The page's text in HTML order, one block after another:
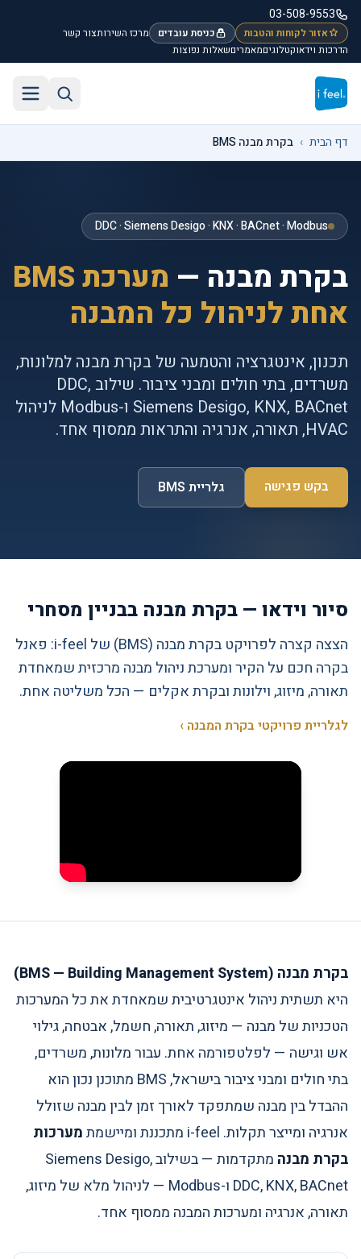
דלג לתוכן הראשי
03-508-9553
אזור לקוחות והטבות כניסת עובדים מרכז השירותצור קשר
הדרכות וידאוקטלוגיםמאמריםשאלות נפוצות
דף הבית › בקרת מבנה BMS
DDC · Siemens Desigo · KNX · BACnet · Modbus
בקרת מבנה —
מערכת BMS
אחת לניהול כל המבנה
תכנון, אינטגרציה והטמעה של בקרת מבנה למלונות,
משרדים, בתי חולים ומבני ציבור. שילוב DDC,
Siemens Desigo, KNX, BACnet ו-Modbus לניהול
HVAC, תאורה, אנרגיה והתראות ממסוף אחד.
בקש פגישה גלריית BMS
סיור וידאו — בקרת מבנה בבניין מסחרי
הצצה קצרה לפרויקט בקרת מבנה (BMS) של i-feel: פאנל
בקרה חכם על הקיר ומערכת ניהול מבנה מרכזית שמאחדת
תאורה, מיזוג, וילונות ובקרת אקלים — הכל משליטה אחת.
לגלריית פרויקטי בקרת המבנה ›
בקרת מבנה (BMS — Building Management System)
היא תשתית ניהול אינטגרטיבית שמאחדת את כל המערכות
הטכניות של מבנה — מיזוג, תאורה, חשמל, אבטחה, גילוי
אש וגישה — לפלטפורמה אחת. עבור מלונות, משרדים,
בתי חולים ומבני ציבור בישראל, BMS מתוכנן נכון הוא
ההבדל בין מבנה שמתפקד לאורך זמן לבין מבנה שזולל
אנרגיה ומייצר תקלות. i-feel מתכננת ומיישמת
מערכות
בקרת מבנה
מתקדמות — בשילוב Siemens Desigo,
DDC, KNX, BACnet ו-Modbus — לניהול מלא של מיזוג,
תאורה, אנרגיה ומערכות המבנה ממסוף אחד.